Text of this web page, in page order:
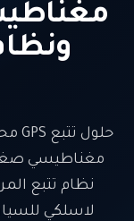
نظام تتبع
لاسلكي